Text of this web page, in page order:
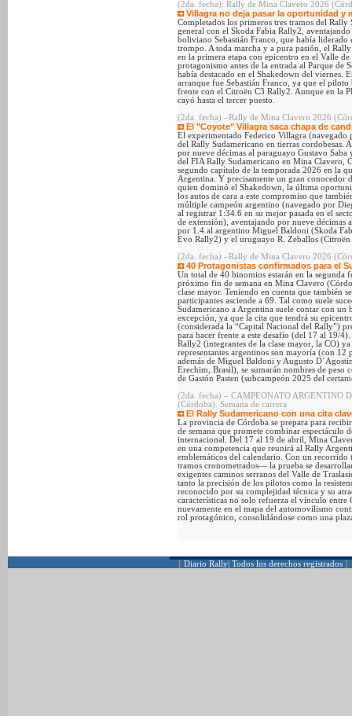
(2da. fecha): Rally de Mina Clavero 2026
Villagra no deja pasar la oportunidad y
Completados los primeros tres tramos del
general con el Skoda Fabia Rally2,
boliviano Sebastián Franco, que había liderado
trompo. A toda marcha y a pura pasión, el
en la primera etapa con epicentro en el Valle
protagonismo antes de la entrada al Parque de
había destacado en el Shakedown del viernes.
arranque fue Sebastián Franco, ya que el
frente con el Citroën C3 Rally2. Aunque en la
cayó hasta el tercer puesto.
(2da. fecha) –Rally de Mina Clavero 2026
El "Coyote" Villagra saca chapa de
El experimentado Federico Villagra
del Rally Sudamericano en tierras cordobesas.
por nueve décimas al paraguayo Gustavo
del FIA Rally Sudamericano en Mina Clavero,
segundo capítulo de la temporada 2026 en la
Argentina. Y precisamente un gran conocedor
quien dominó el Shakedown, la última
los autos de cara a este compromiso que
múltiple campeón argentino (navegado por
al registrar 1:34.6 en su mejor pasada en el
de extensión), aventajando por nueve décimas
por 1.4 al argentino Miguel Baldoni (Skoda
Evo Rally2) y el uruguayo R. Zeballos
(2da. fecha) –Rally de Mina Clavero 2026
40 Protagonistas confirmados para el
Un total de 40 binomios estarán en la segunda
próximo fin de semana en Mina Clavero
clase mayor. Teniendo en cuenta que también
participantes asciende a 69. Tal como suele
Sudamericano a Argentina suele contar con un
excepción, ya que la cita que tendrá su
(considerada la “Capital Nacional del Rally”)
para hacer frente a este desafío (del 17 al 19/
Rally2 (integrantes de la clase mayor, la CO)
representantes argentinos son mayoría (con
además de Miguel Baldoni y Augusto
Erechim, Brasil), se sumarán nombres de peso
de Gastón Pasten (subcampeón 2025 del
(2da. fecha) – CAMPEONATO ARGENTINO
(Córdoba). Semana de carrera
El Rally Sudamericano con una cita
La provincia de Córdoba se prepara para
de semana que promete combinar
internacional. Del 17 al 19 de abril, Mina
en una competencia que reunirá al Rally
emblemáticos del calendario. Con un
tramos cronometrados— la prueba se
exigentes caminos serranos del Valle de
tanto la precisión de los pilotos como la
reconocido por su complejidad técnica y su
características no solo refuerza el vínculo
nuevamente en el mapa del automovilismo
rol protagónico, consolidándose como una
[ Diario Rally| Todos los derechos registrados ]